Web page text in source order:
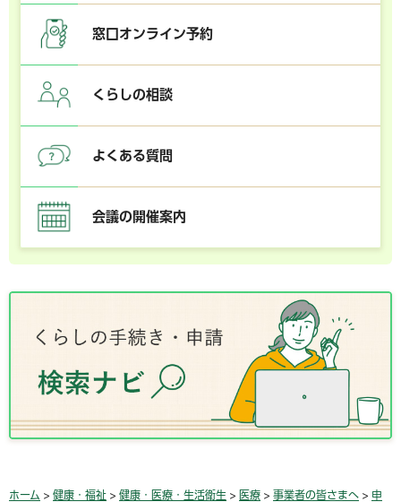
窓口オンライン予約
くらしの相談
よくある質問
会議の開催案内
ホーム > 健康・福祉 > 健康・医療・生活衛生 > 医療 > 事業者の皆さまへ > 申